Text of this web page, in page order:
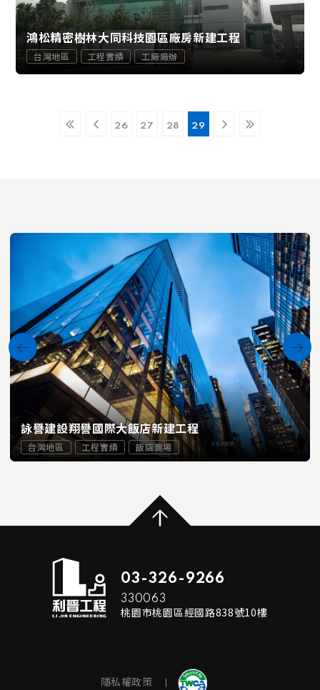
鴻松精密樹林大同科技園區廠房新建工程
台灣地區 工程實績 工廠廠辦
26 27 28 29
詠譽建設翔譽國際大飯店新建工程
台灣地區 工程實績 飯店商場
03-326-9266
330063
桃園市桃園區經國路838號10樓
隱私權政策